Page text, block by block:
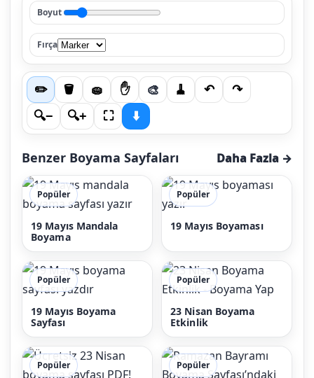
✏️ 🪣 🧽 ✋ 🎨 🧹 ↶
↷
🔍−
🔍+ ⛶ ⬇️
Boyut
Fırça
Benzer Boyama Sayfaları Daha Fazla →
Popüler
19 Mayıs Mandala
Boyama
Popüler
19 Mayıs Boyaması
Popüler
19 Mayıs Boyama
Sayfası
Popüler
23 Nisan Boyama
Etkinlik
Popüler Popüler